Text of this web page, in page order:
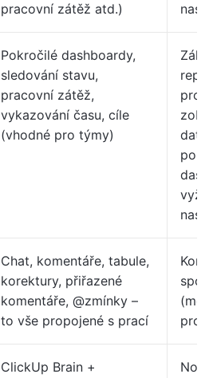
pracovní zátěž atd.)
Pokročilé dashboardy,
sledování stavu,
pracovní zátěž,
vykazování času, cíle
(vhodné pro týmy)
Chat, komentáře, tabule,
korektury, přiřazené
komentáře, @zmínky –
to vše propojené s prací
ClickUp Brain +